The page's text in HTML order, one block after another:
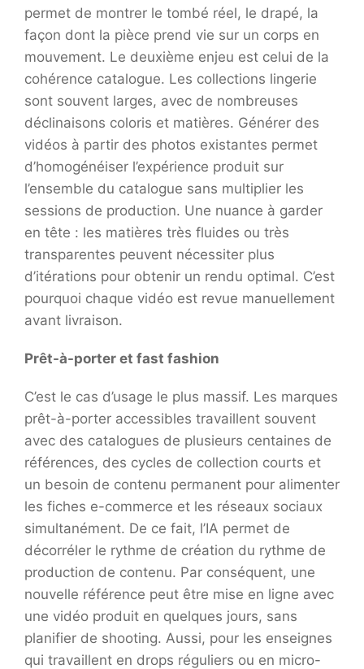
permet de montrer le tombé réel, le drapé, la
façon dont la pièce prend vie sur un corps en
mouvement. Le deuxième enjeu est celui de la
cohérence catalogue. Les collections lingerie
sont souvent larges, avec de nombreuses
déclinaisons coloris et matières. Générer des
vidéos à partir des photos existantes permet
d’homogénéiser l’expérience produit sur
l’ensemble du catalogue sans multiplier les
sessions de production. Une nuance à garder
en tête : les matières très fluides ou très
transparentes peuvent nécessiter plus
d’itérations pour obtenir un rendu optimal. C’est
pourquoi chaque vidéo est revue manuellement
avant livraison.
Prêt-à-porter et fast fashion
C’est le cas d’usage le plus massif. Les marques
prêt-à-porter accessibles travaillent souvent
avec des catalogues de plusieurs centaines de
références, des cycles de collection courts et
un besoin de contenu permanent pour alimenter
les fiches e-commerce et les réseaux sociaux
simultanément. De ce fait, l’IA permet de
décorréler le rythme de création du rythme de
production de contenu. Par conséquent, une
nouvelle référence peut être mise en ligne avec
une vidéo produit en quelques jours, sans
planifier de shooting. Aussi, pour les enseignes
qui travaillent en drops réguliers ou en micro-